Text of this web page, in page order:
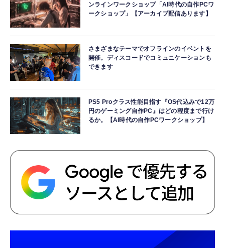
ンラインワークショップ「AI時代の自作PCワ
ークショップ」【アーカイブ配信あります】
さまざまなテーマでオフラインのイベントを
開催。ディスコードでコミュニケーションも
できます
PS5 Proクラス性能目指す『OS代込みで12万
円のゲーミング自作PC』はどの程度まで行け
るか。【AI時代の自作PCワークショップ】